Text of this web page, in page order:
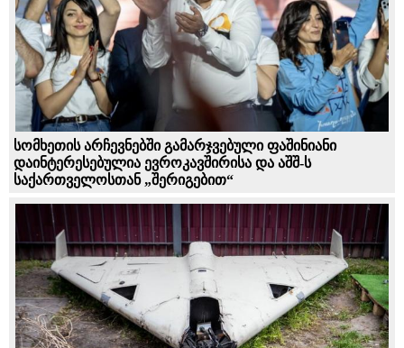
სომხეთის არჩევნებში გამარჯვებული ფაშინიანი
დაინტერესებულია ევროკავშირისა და აშშ-ს
საქართველოსთან „შერიგებით“